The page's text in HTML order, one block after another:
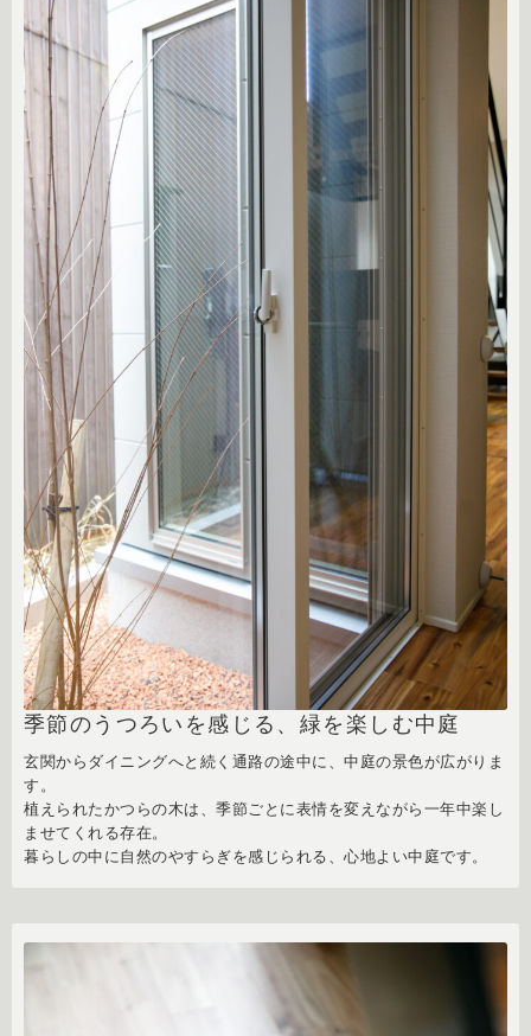
季節のうつろいを感じる、緑を楽しむ中庭
玄関からダイニングへと続く通路の途中に、中庭の景色が広がりま
す。
植えられたかつらの木は、季節ごとに表情を変えながら一年中楽し
ませてくれる存在。
暮らしの中に自然のやすらぎを感じられる、心地よい中庭です。